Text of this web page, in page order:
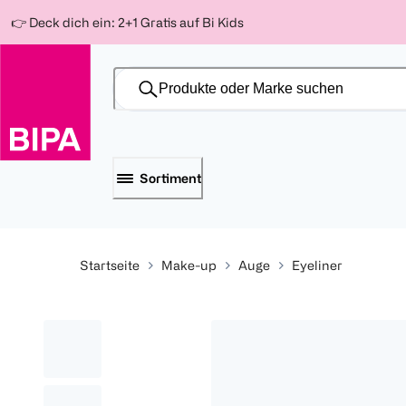
-10%
Für
150 Ös
-15%
Für
300 Ös
-20%
Für
500 Ös
zum
👉 Deck dich ein: 2+1 Gratis auf Bi Kids
Sortiment
Startseite Make-up Auge Eyeliner